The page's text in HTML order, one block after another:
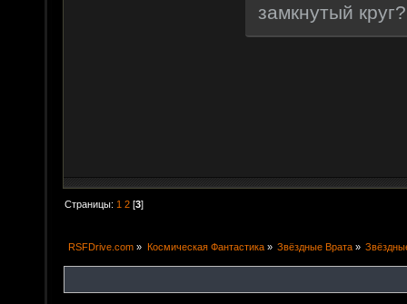
замкнутый
Страницы: 1 2 [3]
RSFDrive.com » Космическая Фантастика» Звёздные Врата»